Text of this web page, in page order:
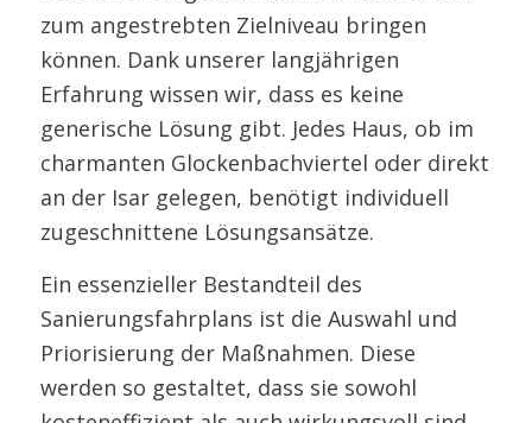
zum angestrebten Zielniveau bringen
können. Dank unserer langjährigen
Erfahrung wissen wir, dass es keine
generische Lösung gibt. Jedes Haus, ob im
charmanten Glockenbachviertel oder direkt
an der Isar gelegen, benötigt individuell
zugeschnittene Lösungsansätze.
Ein essenzieller Bestandteil des
Sanierungsfahrplans ist die Auswahl und
Priorisierung der Maßnahmen. Diese
werden so gestaltet, dass sie sowohl